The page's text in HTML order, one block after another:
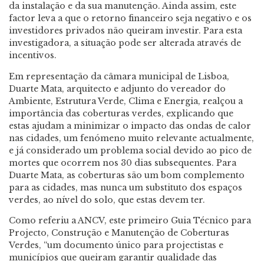
da instalação e da sua manutenção. Ainda assim, este
factor leva a que o retorno financeiro seja negativo e os
investidores privados não queiram investir. Para esta
investigadora, a situação pode ser alterada através de
incentivos.
Em representação da câmara municipal de Lisboa,
Duarte Mata, arquitecto e adjunto do vereador do
Ambiente, Estrutura Verde, Clima e Energia, realçou a
importância das coberturas verdes, explicando que
estas ajudam a minimizar o impacto das ondas de calor
nas cidades, um fenómeno muito relevante actualmente,
e já considerado um problema social devido ao pico de
mortes que ocorrem nos 30 dias subsequentes. Para
Duarte Mata, as coberturas são um bom complemento
para as cidades, mas nunca um substituto dos espaços
verdes, ao nível do solo, que estas devem ter.
Como referiu a ANCV, este primeiro Guia Técnico para
Projecto, Construção e Manutenção de Coberturas
Verdes, “um documento único para projectistas e
municípios que queiram garantir qualidade das